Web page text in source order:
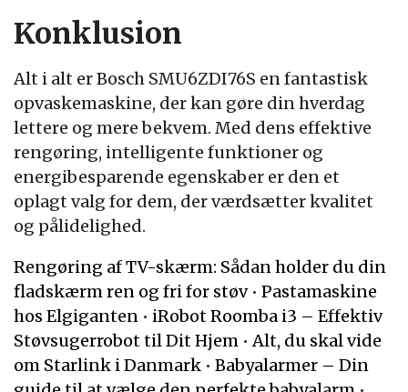
Konklusion
Alt i alt er Bosch SMU6ZDI76S en fantastisk
opvaskemaskine, der kan gøre din hverdag
lettere og mere bekvem. Med dens effektive
rengøring, intelligente funktioner og
energibesparende egenskaber er den et
oplagt valg for dem, der værdsætter kvalitet
og pålidelighed.
Rengøring af TV-skærm: Sådan holder du din
fladskærm ren og fri for støv• Pastamaskine
hos Elgiganten • iRobot Roomba i3 – Effektiv
Støvsugerrobot til Dit Hjem •Alt, du skal vide
om Starlink i Danmark • Babyalarmer – Din